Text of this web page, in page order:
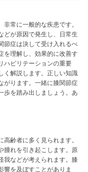
常に一般的な疾患です。
どが原因で発生し、日常生
節症は決して受け入れるべ
を理解し、効果的に改善す
ハビリテーションの重要
く解説します。正しい知識
がります。一緒に膝関節症
歩を踏み出しましょう。あ
齢者に多く見られます。
腫れを引き起こします。原
我などが考えられます。膝
響を及ぼすことがありま